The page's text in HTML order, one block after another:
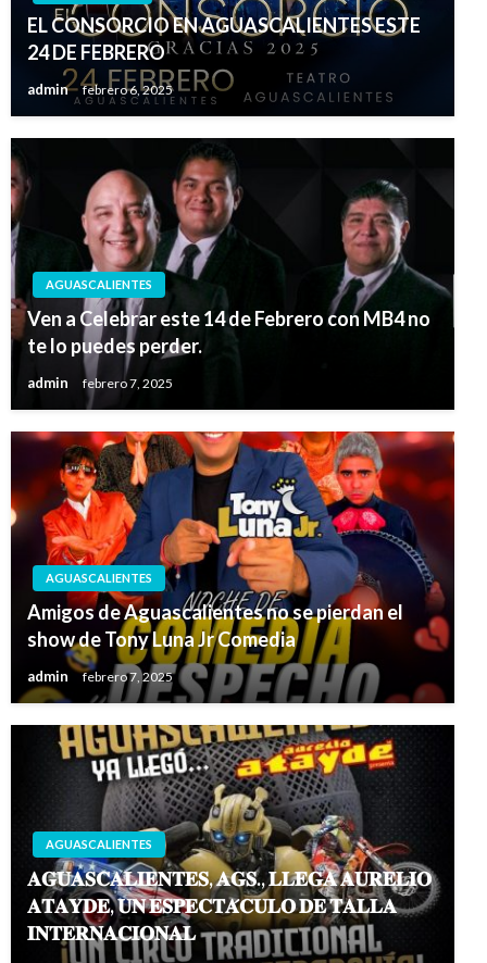
EL CONSORCIO EN AGUASCALIENTES ESTE
24 DE FEBRERO
admin febrero 6, 2025
AGUASCALIENTES
Ven a Celebrar este 14 de Febrero con MB4 no
te lo puedes perder.
admin febrero 7, 2025
AGUASCALIENTES
Amigos de Aguascalientes no se pierdan el
show de Tony Luna Jr Comedia
admin febrero 7, 2025
AGUASCALIENTES
𝐀𝐆𝐔𝐀𝐒𝐂𝐀𝐋𝐈𝐄𝐍𝐓𝐄𝐒, 𝐀𝐆𝐒., 𝐋𝐋𝐄𝐆𝐀 𝐀𝐔𝐑𝐄𝐋𝐈𝐎
𝐀𝐓𝐀𝐘𝐃𝐄, 𝐔𝐍 𝐄𝐒𝐏𝐄𝐂𝐓𝐀́𝐂𝐔𝐋𝐎 𝐃𝐄 𝐓𝐀𝐋𝐋𝐀
𝐈𝐍𝐓𝐄𝐑𝐍𝐀𝐂𝐈𝐎𝐍𝐀𝐋